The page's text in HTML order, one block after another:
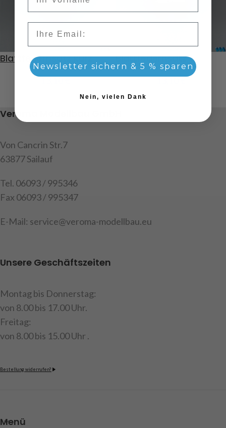
Blattfedernsatz kurz Blattfedernsatz
Veroma Modellbau GmbH
Von Cancrin Str.7
63877 Sailauf
Tel. 06093 / 995346
Fax 06093 / 995347
E-Mail: service@veroma-modellbau.eu
Unsere Geschäftszeiten
Montag bis Donnerstag:
von 8.00 bis 17.00 Uhr.
Freitag:
von 8.00 bis 15.00 Uhr .
Bestellung widerrufen?
Menü
Newsletter sichern & 5 % sparen
Nein, vielen Dank